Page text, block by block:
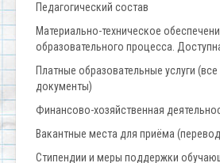
Педагогический состав
Материально-техническое
образовательного процесса.
Платные образовательные услуги
документы)
Финансово-хозяйственная
Вакантные места для приёма
Стипендии и меры поддержки